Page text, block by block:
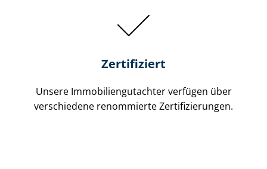
Zertifiziert
Unsere Immobilien­gutachter verfügen über
verschiedene renommierte Zer­ti­fi­zie­run­gen.